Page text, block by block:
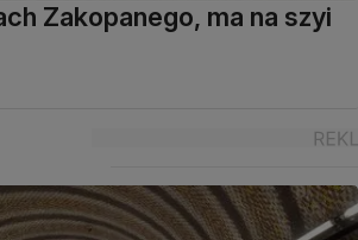
Zakopanego, ma na szyi